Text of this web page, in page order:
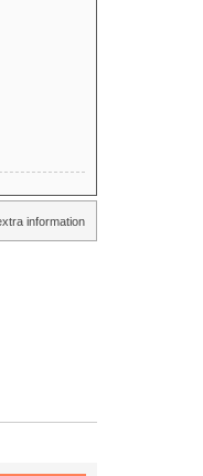
information